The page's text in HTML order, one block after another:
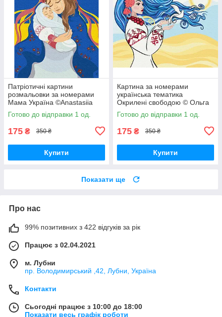
Патріотичні картини
розмальовки за номерами
Мама Україна ©Anastasiia
Kasarda BrushMe BS53077
Готово до відправки 1 од.
175 ₴ 350 ₴
Купити
Картина за номерами
українська тематика
Окрилені свободою © Ольга
Бочулінська 40х50
Патріотична BrushMe
Готово до відправки 1 од.
175 ₴ 350 ₴
Купити
Показати ще
Про нас
99% позитивних з 422 відгуків за рік
Працює з 02.04.2021
м. Лубни
пр. Володимирський ,42, Лубни, Україна
Контакти
Сьогодні працює з 10:00 до 18:00
Показати весь графік роботи